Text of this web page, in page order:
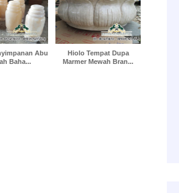
Abu
Baha...
Hiolo Tempat Dupa
Marmer Mewah Bran...